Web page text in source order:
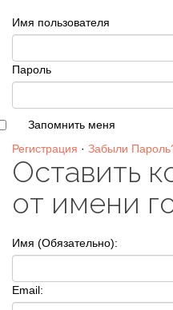
Имя пользователя
Пароль
Запомнить меня
Регистрация · Забыли
Оставить
от имени
Имя (Обязательно):
Email: